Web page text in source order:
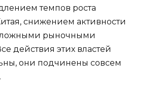
темпов роста
снижением активности
рыночными
действия этих властей
они подчинены совсем